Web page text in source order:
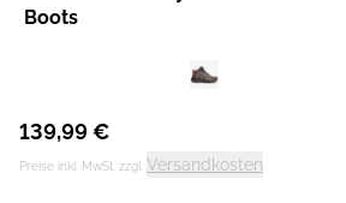
Boots
139,99 €
Preise inkl. MwSt. zzgl. Versandkosten